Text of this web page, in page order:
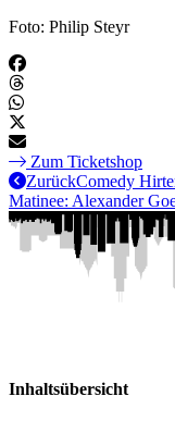
Foto: Philip Steyr
Zum Ticketshop
ZurückComedy
Matinee: Alexander
Inhaltsübersicht